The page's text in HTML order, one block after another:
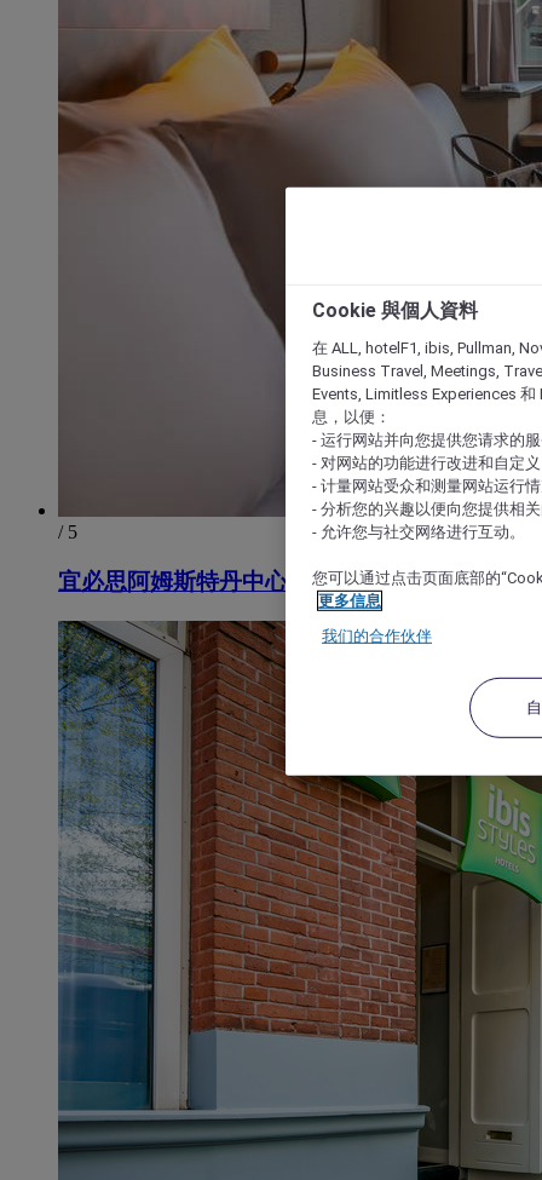
/ 5
宜必思阿姆斯特丹中心歌剧院酒店
Cookie 與個人資料
在 ALL, hotelF1, ibis, Pullman,
Business Travel, Meetings,
Events, Limitless Experiences 和
息，以便：
- 运行网站并向您提供您请求的
- 对网站的功能进行改进和自定义
- 计量网站受众和测量网站运行
- 分析您的兴趣以便向您提供相
- 允许您与社交网络进行互动。
您可以通过点击页面底部的
更多信息
我们的合作伙伴